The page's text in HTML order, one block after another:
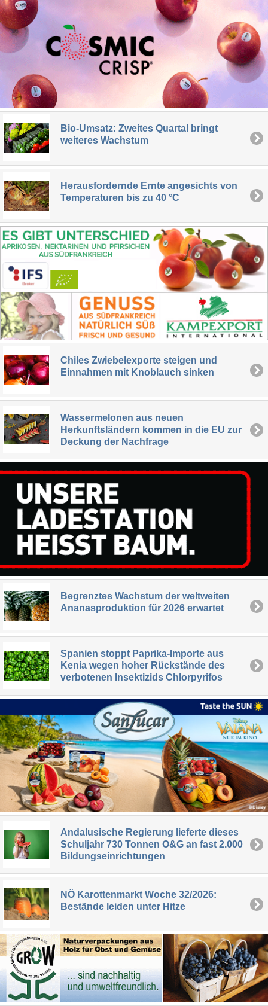
Bio-Umsatz: Zweites Quartal bringt
weiteres Wachstum
Herausfordernde Ernte angesichts von
Temperaturen bis zu 40 °C
Chiles Zwiebelexporte steigen und
Einnahmen mit Knoblauch sinken
Wassermelonen aus neuen
Herkunftsländern kommen in die EU zur
Deckung der Nachfrage
Begrenztes Wachstum der weltweiten
Ananasproduktion für 2026 erwartet
Spanien stoppt Paprika-Importe aus
Kenia wegen hoher Rückstände des
verbotenen Insektizids Chlorpyrifos
Andalusische Regierung lieferte dieses
Schuljahr 730 Tonnen O&G an fast 2.000
Bildungseinrichtungen
NÖ Karottenmarkt Woche 32/2026:
Bestände leiden unter Hitze